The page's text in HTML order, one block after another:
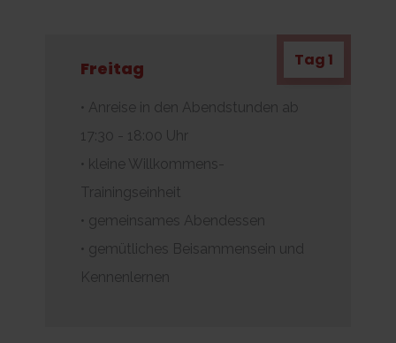
Freitag Tag 1
• Anreise in den Abendstunden ab
17:30 - 18:00 Uhr
• kleine Willkommens-
Trainingseinheit
• gemeinsames Abendessen
• gemütliches Beisammensein und
Kennenlernen